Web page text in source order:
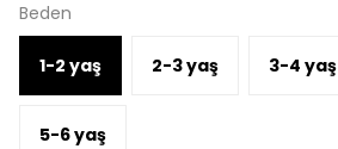
Beden
1-2 yaş 2-3 yaş 3-4 yaş
5-6 yaş